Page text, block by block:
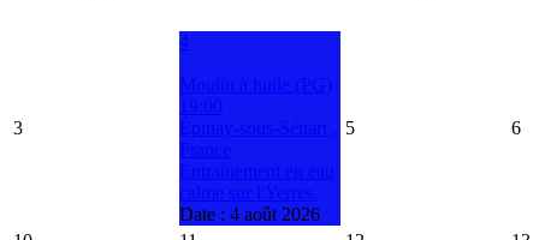
3
Date : 4 août 2026
5 6